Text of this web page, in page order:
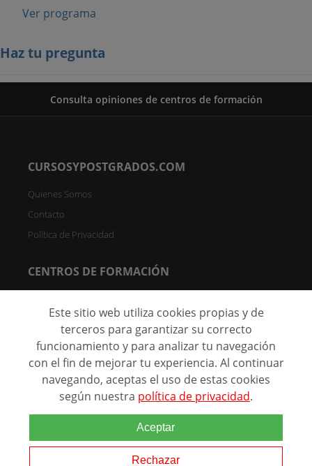
Ver programa
Haz tu pregunta
Consulta opiniones de centros de formación
CURSOSYPOSTGRADOS.COM
Quienes Somos
Contacto
Política de Privacidad
CENTROS DE FORMACIÓN
Registrar Centro (FREE)
C/ Faraday, 7 - Oficina 004D Parque Científico de Madrid -
28049 Madrid, España
Grupo Eurohispana. Todos los
derechos reservados.
Este sitio web utiliza cookies propias y de
terceros para garantizar su correcto
funcionamiento y para analizar tu navegación
con el fin de mejorar tu experiencia. Al continuar
navegando, aceptas el uso de estas cookies
según nuestra política de privacidad.
Aceptar
Rechazar